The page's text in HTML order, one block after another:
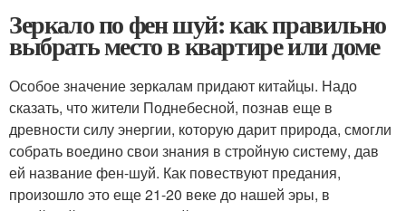
Зеркало по фен шуй: как правильно
выбрать место в квартире или доме
Особое значение зеркалам придают китайцы. Надо
сказать, что жители Поднебесной, познав еще в
древности силу энергии, которую дарит природа, смогли
собрать воедино свои знания в стройную систему, дав
ей название фен-шуй. Как повествуют предания,
произошло это еще 21-20 веке до нашей эры, в